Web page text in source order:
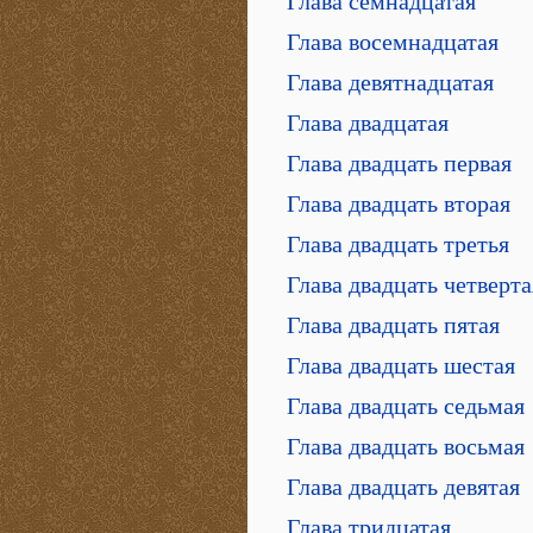
Глава восемнадцатая
Глава девятнадцатая
Глава двадцатая
Глава двадцать первая
Глава двадцать вторая
Глава двадцать третья
Глава двадцать
Глава двадцать пятая
Глава двадцать шестая
Глава двадцать седьмая
Глава двадцать восьмая
Глава двадцать девятая
Глава тридцатая